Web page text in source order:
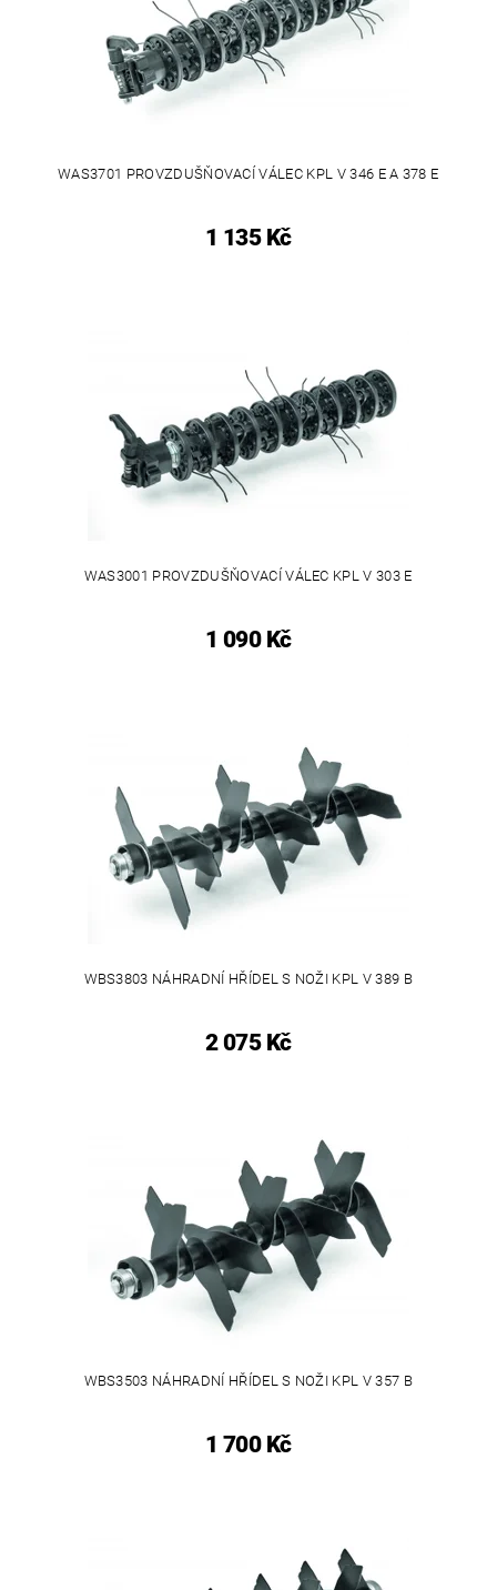
WAS3701 PROVZDUŠŇOVACÍ VÁLEC KPL V 346 E A 378 E
1 135 Kč
WAS3001 PROVZDUŠŇOVACÍ VÁLEC KPL V 303 E
1 090 Kč
WBS3803 NÁHRADNÍ HŘÍDEL S NOŽI KPL V 389 B
2 075 Kč
WBS3503 NÁHRADNÍ HŘÍDEL S NOŽI KPL V 357 B
1 700 Kč